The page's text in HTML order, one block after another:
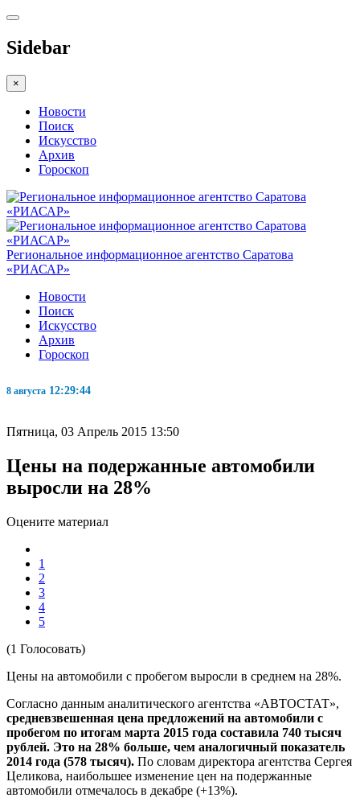
Sidebar
×
Новости
Поиск
Искусство
Архив
Гороскоп
Региональное информационное агентство Саратова
«РИАСАР»
Новости
Поиск
Искусство
Архив
Гороскоп
8 августа 12:29:45
Пятница, 03 Апрель 2015 13:50
Цены на подержанные автомобили
выросли на 28%
Оцените материал
1
2
3
4
5
(1 Голосовать)
Цены на автомобили с пробегом выросли в среднем на 28%.
Согласно данным аналитического агентства «АВТОСТАТ»,
средневзвешенная цена предложений на автомобили с
пробегом по итогам марта 2015 года составила 740 тысяч
рублей. Это на 28% больше, чем аналогичный показатель
2014 года (578 тысяч). По словам директора агентства Сергея
Целикова, наибольшее изменение цен на подержанные
автомобили отмечалось в декабре (+13%).